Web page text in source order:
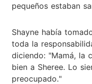
pequeños estaban
Shayne había
toda la
diciendo: "Mamá, la
bien a Sheree. Lo
preocupado."